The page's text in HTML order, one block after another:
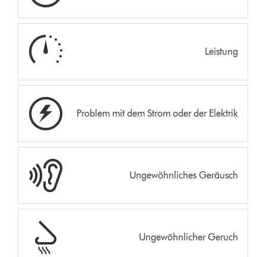
Leistung
Problem mit dem Strom oder der Elektrik
Ungewöhnliches Geräusch
Ungewöhnlicher Geruch